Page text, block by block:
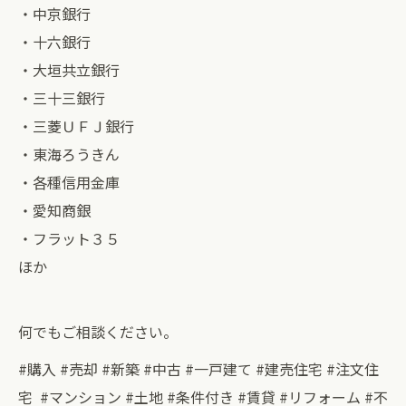
・中京銀行
・十六銀行
・大垣共立銀行
・三十三銀行
・三菱ＵＦＪ銀行
・東海ろうきん
・各種信用金庫
・愛知商銀
・フラット３５
ほか
何でもご相談ください。
#購入 #売却 #新築 #中古 #一戸建て #建売住宅 #注文住
宅 #マンション #土地 #条件付き #賃貸 #リフォーム #不